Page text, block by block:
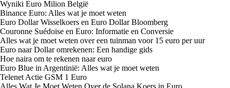
Wyniki Euro Milion België
Binance Euro: Alles wat je moet weten
Euro Dollar Wisselkoers en Euro Dollar Bloomberg
Couronne Suédoise en Euro: Informatie en Conversie
Alles wat je moet weten over een tuinman voor 15 euro per uur
Euro naar Dollar omrekenen: Een handige gids
Hoe naira om te rekenen naar euro
Euro Blue in Argentinië: Alles wat je moet weten
Telenet Actie GSM 1 Euro
Alles Wat Je Moet Weten Over de Solana Koers in Euro